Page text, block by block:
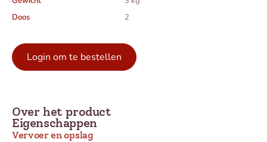
Doos
2
Login om te bestellen
Eigenschappen
Vervoer en opslag
Over het product